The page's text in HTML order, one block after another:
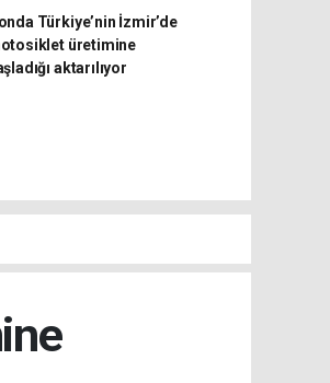
Türkiye’nin İzmir’de
üretimine
aktarılıyor